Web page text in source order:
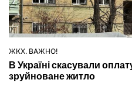
ОПУБЛІКУВАТИ
У
ЖКХ. ВАЖНО!
В Україні скасували
зруйноване житло